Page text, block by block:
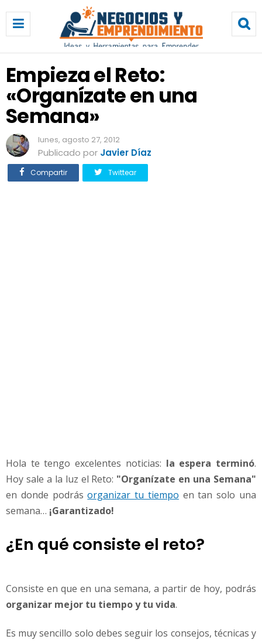
m
p
i
z
a
e
l
e
t
o
:
a
»
Empieza el Reto:
«Organízate en una
Semana»
lunes, agosto 27, 2012
Publicado por Javier Díaz
Compartir Twittear
Hola te tengo excelentes noticias: la espera terminó.
Hoy sale a la luz el Reto: "Organízate en una Semana"
en donde podrásorganizar tu tiempo en tan solo una
semana… ¡Garantizado!
¿En qué consiste el reto?
Consiste en que en una semana, a partir de hoy, podrás
organizar mejor tu tiempo y tu vida.
Es muy sencillo solo debes seguir los consejos, técnicas y